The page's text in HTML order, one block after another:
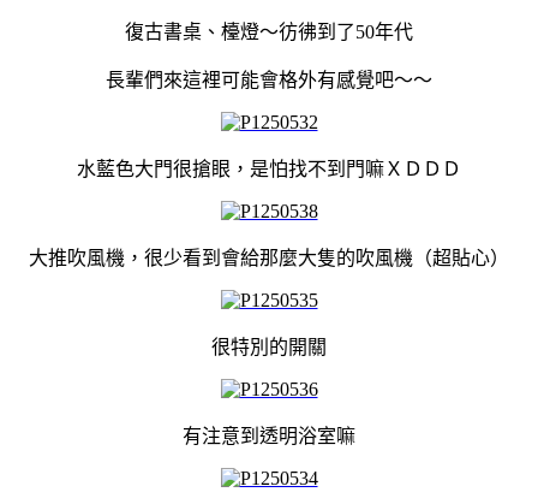
復古書桌、檯燈～彷彿到了50年代
長輩們來這裡可能會格外有感覺吧～～
水藍色大門很搶眼，是怕找不到門嘛ＸＤＤＤ
大推吹風機，很少看到會給那麼大隻的吹風機 （超貼心）
很特別的開關
有注意到透明浴室嘛